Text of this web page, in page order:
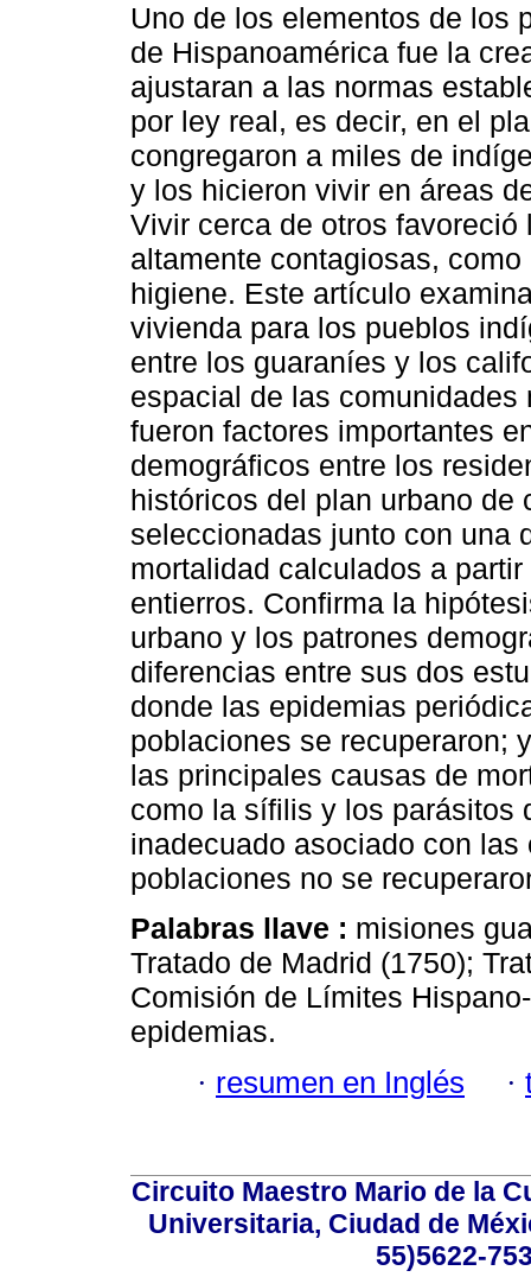
Uno de los elementos de los
de Hispanoamérica fue la
ajustaran a las normas
por ley real, es decir, en el
congregaron a miles de
y los hicieron vivir en áreas
Vivir cerca de otros
altamente contagiosas,
higiene. Este artículo
vivienda para los pueblos
entre los guaraníes y los
espacial de las
fueron factores importantes
demográficos entre los
históricos del plan urbano de
seleccionadas junto con una
mortalidad calculados a
entierros. Confirma la
urbano y los patrones
diferencias entre sus dos
donde las epidemias
poblaciones se recuperaron;
las principales causas de
como la sífilis y los parásitos
inadecuado asociado con
poblaciones no se
Palabras llave : misiones
Tratado de Madrid (1750);
Comisión de Límites
epidemias.
· resumen en Inglés ·
Circuito Maestro Mario de la
Universitaria, Ciudad de
55)5622-